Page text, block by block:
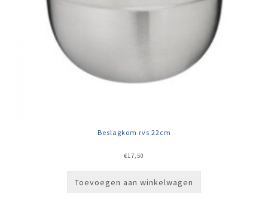
Beslagkom rvs 22cm
€17,50
Toevoegen aan winkelwagen